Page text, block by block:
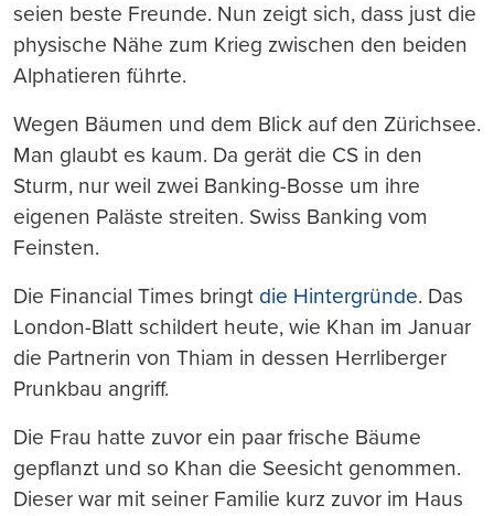
seien beste Freunde. Nun zeigt sich, dass just die
physische Nähe zum Krieg zwischen den beiden
Alphatieren führte.
Wegen Bäumen und dem Blick auf den Zürichsee.
Man glaubt es kaum. Da gerät die CS in den
Sturm, nur weil zwei Banking-Bosse um ihre
eigenen Paläste streiten. Swiss Banking vom
Feinsten.
Die Financial Times bringt die Hintergründe. Das
London-Blatt schildert heute, wie Khan im Januar
die Partnerin von Thiam in dessen Herrliberger
Prunkbau angriff.
Die Frau hatte zuvor ein paar frische Bäume
gepflanzt und so Khan die Seesicht genommen.
Dieser war mit seiner Familie kurz zuvor im Haus